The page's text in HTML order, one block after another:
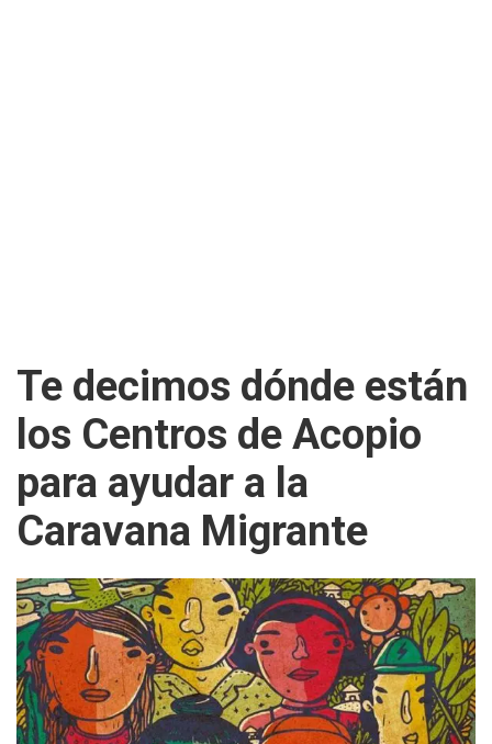
Te decimos dónde están
los Centros de Acopio
para ayudar a la
Caravana Migrante